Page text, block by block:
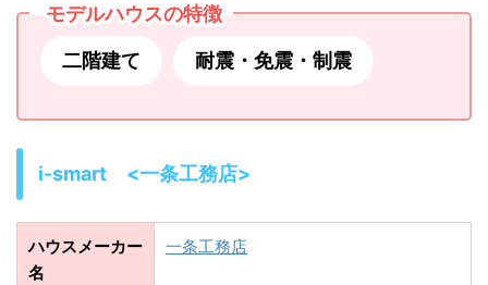
モデルハウスの特徴
二階建て 耐震・免震・制震
i-smart <一条工務店>
ハウスメーカー
名
一条工務店